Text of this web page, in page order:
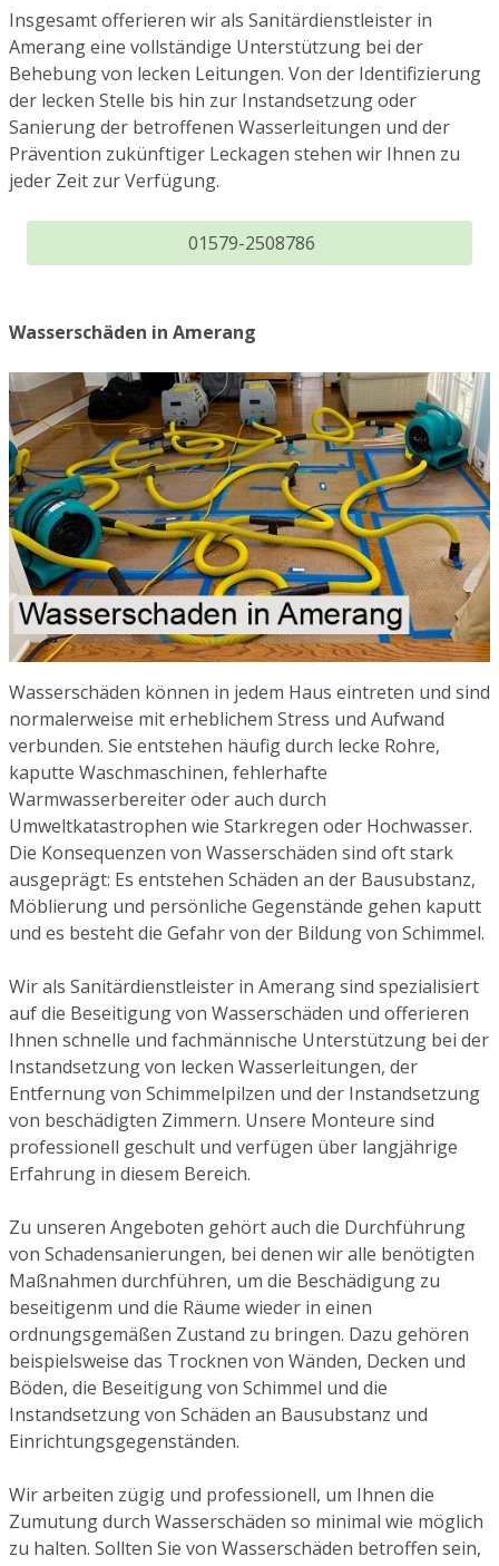
Insgesamt offerieren wir als Sanitärdienstleister in
Amerang eine vollständige Unterstützung bei der
Behebung von lecken Leitungen. Von der Identifizierung
der lecken Stelle bis hin zur Instandsetzung oder
Sanierung der betroffenen Wasserleitungen und der
Prävention zukünftiger Leckagen stehen wir Ihnen zu
jeder Zeit zur Verfügung.
01579-2508786
Wasserschäden in Amerang
Wasserschäden können in jedem Haus eintreten und sind
normalerweise mit erheblichem Stress und Aufwand
verbunden. Sie entstehen häufig durch lecke Rohre,
kaputte Waschmaschinen, fehlerhafte
Warmwasserbereiter oder auch durch
Umweltkatastrophen wie Starkregen oder Hochwasser.
Die Konsequenzen von Wasserschäden sind oft stark
ausgeprägt: Es entstehen Schäden an der Bausubstanz,
Möblierung und persönliche Gegenstände gehen kaputt
und es besteht die Gefahr von der Bildung von Schimmel.
Wir als Sanitärdienstleister in Amerang sind spezialisiert
auf die Beseitigung von Wasserschäden und offerieren
Ihnen schnelle und fachmännische Unterstützung bei der
Instandsetzung von lecken Wasserleitungen, der
Entfernung von Schimmelpilzen und der Instandsetzung
von beschädigten Zimmern. Unsere Monteure sind
professionell geschult und verfügen über langjährige
Erfahrung in diesem Bereich.
Zu unseren Angeboten gehört auch die Durchführung
von Schadensanierungen, bei denen wir alle benötigten
Maßnahmen durchführen, um die Beschädigung zu
beseitigenm und die Räume wieder in einen
ordnungsgemäßen Zustand zu bringen. Dazu gehören
beispielsweise das Trocknen von Wänden, Decken und
Böden, die Beseitigung von Schimmel und die
Instandsetzung von Schäden an Bausubstanz und
Einrichtungsgegenständen.
Wir arbeiten zügig und professionell, um Ihnen die
Zumutung durch Wasserschäden so minimal wie möglich
zu halten. Sollten Sie von Wasserschäden betroffen sein,